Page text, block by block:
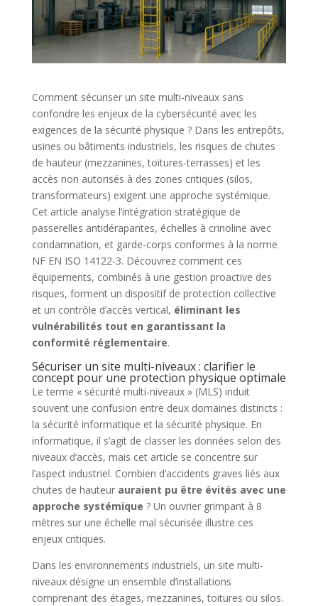
Comment sécuriser un site multi-niveaux sans
confondre les enjeux de la cybersécurité avec les
exigences de la sécurité physique ? Dans les entrepôts,
usines ou bâtiments industriels, les risques de chutes
de hauteur (mezzanines, toitures-terrasses) et les
accès non autorisés à des zones critiques (silos,
transformateurs) exigent une approche systémique.
Cet article analyse l’intégration stratégique de
passerelles antidérapantes, échelles à crinoline avec
condamnation, et garde-corps conformes à la norme
NF EN ISO 14122-3. Découvrez comment ces
équipements, combinés à une gestion proactive des
risques, forment un dispositif de protection collective
et un contrôle d’accès vertical, éliminant les
vulnérabilités tout en garantissant la
conformité réglementaire.
Sécuriser un site multi-niveaux : clarifier le
concept pour une protection physique optimale
Le terme « sécurité multi-niveaux » (MLS) induit
souvent une confusion entre deux domaines distincts :
la sécurité informatique et la sécurité physique. En
informatique, il s’agit de classer les données selon des
niveaux d’accès, mais cet article se concentre sur
l’aspect industriel. Combien d’accidents graves liés aux
chutes de hauteur auraient pu être évités avec une
approche systémique ? Un ouvrier grimpant à 8
mètres sur une échelle mal sécurisée illustre ces
enjeux critiques.
Dans les environnements industriels, un site multi-
niveaux désigne un ensemble d’installations
comprenant des étages, mezzanines, toitures ou silos.